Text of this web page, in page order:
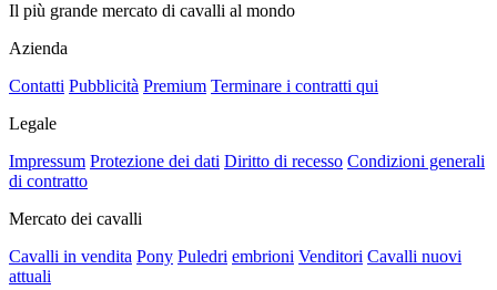
Il più grande mercato di cavalli al mondo
Azienda
Contatti Pubblicità Premium Terminare i contratti qui
Legale
Impressum Protezione dei dati Diritto di recesso Condizioni generali
di contratto
Mercato dei cavalli
Cavalli in vendita Pony Puledri embrioni Venditori Cavalli nuovi
attuali